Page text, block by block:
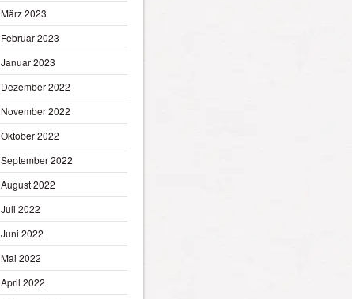
März 2023
Februar 2023
Januar 2023
Dezember 2022
November 2022
Oktober 2022
September 2022
August 2022
Juli 2022
Juni 2022
Mai 2022
April 2022